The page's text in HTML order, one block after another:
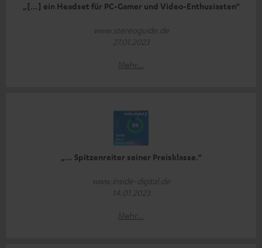
„[…] ein Headset für PC-Gamer und Video-Enthusiasten“
www.stereoguide.de
27.01.2023
Mehr...
„… Spitzenreiter seiner Preisklasse.“
www.inside-digital.de
14.01.2023
Mehr...